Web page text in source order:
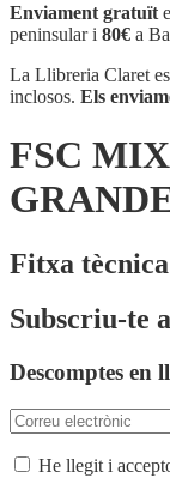
Enviament gratuït
peninsular i 80€ a
La Llibreria Claret
inclosos. Els
FSC
Fitxa tècnica
Subscriu-te
Descomptes en
He llegit i